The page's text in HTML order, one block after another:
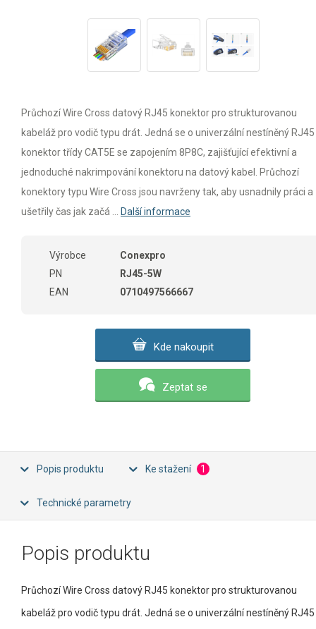
Průchozí Wire Cross datový RJ45 konektor pro strukturovanou
kabeláž pro vodič typu drát. Jedná se o univerzální nestíněný RJ45
konektor třídy CAT5E se zapojením 8P8C, zajišťující efektivní a
jednoduché nakrimpování konektoru na datový kabel. Průchozí
konektory typu Wire Cross jsou navrženy tak, aby usnadnily práci a
ušetřily čas jak začá ...
Další informace
Výrobce
Conexpro
PN
RJ45-5W
EAN
0710497566667
Kde nakoupit
Zeptat se
Popis produktu Ke stažení 1
Technické parametry
Popis produktu
Průchozí Wire Cross datový RJ45 konektor pro strukturovanou
kabeláž pro vodič typu drát. Jedná se o univerzální nestíněný RJ45